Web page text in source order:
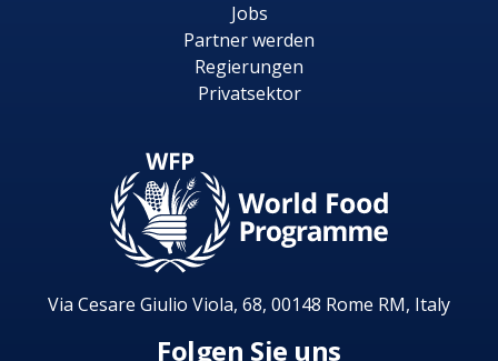
Jobs
Partner werden
Regierungen
Privatsektor
Via Cesare Giulio Viola, 68, 00148 Rome RM, Italy
Folgen Sie uns